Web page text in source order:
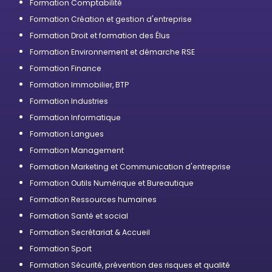
Formation Comptabilité
Formation Création et gestion d'entreprise
Formation Droit et formation des Élus
Formation Environnement et démarche RSE
Formation Finance
Formation Immobilier, BTP
Formation Industries
Formation Informatique
Formation Langues
Formation Management
Formation Marketing et Communication d'entreprise
Formation Outils Numérique et Bureautique
Formation Ressources humaines
Formation Santé et social
Formation Secrétariat & Accueil
Formation Sport
Formation Sécurité, prévention des risques et qualité